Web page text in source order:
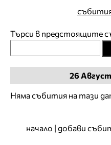
Търси в предстоящите
26Август
Няма събития на тази
начало | добави